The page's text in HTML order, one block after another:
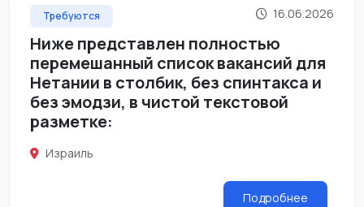
Требуются 16.06.2026
Ниже представлен полностью
перемешанный список вакансий для
Нетании в столбик, без спинтакса и
без эмодзи, в чистой текстовой
разметке:
Израиль
Подробнее